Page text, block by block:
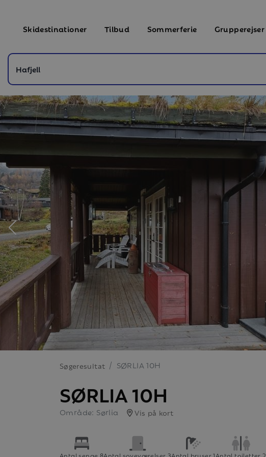
Skidestinationer Tilbud Sommerferie Grupperejser
Søgeresultat SØRLIA 10H
SØRLIA 10H
Område: Sørlia Vis på kort
Antal senge 8Antal soveværelser 3Antal bruser 1Antal toiletter 2